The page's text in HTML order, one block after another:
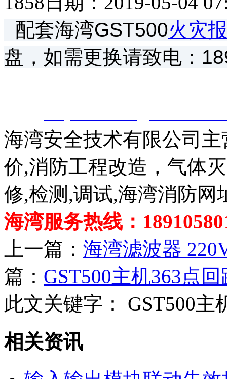
配套海湾GST500火灾
盘，如需更换请致电：
海湾安全技术有限公司
价,消防工程改造，气体
修,检测,调试,海湾消防网
海湾服务热线：
上一篇： 海湾滤波器
篇： GST500主机363点
此文关键字：
GST500主
相关资讯